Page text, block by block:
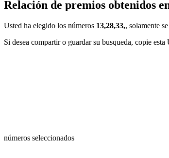
Relación de premios obtenidos
Usted ha elegido los números 13,28,33,, solamente
Si desea compartir o guardar su busqueda, copie esta
números seleccionados